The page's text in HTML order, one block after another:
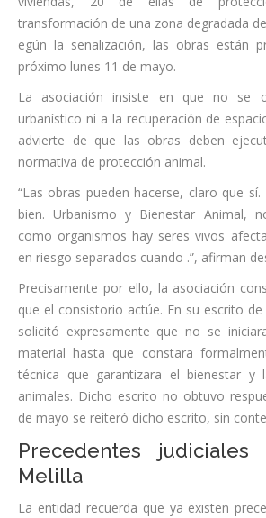
transformación de una zona degradada
egún la señalización, las obras están
próximo lunes 11 de mayo.
La asociación insiste en que no se
urbanístico ni a la recuperación de
advierte de que las obras deben
normativa de protección animal.
“Las obras pueden hacerse, claro que
bien. Urbanismo y Bienestar Animal,
como organismos hay seres vivos
en riesgo separados cuando .”, afirman
Precisamente por ello, la asociación
que el consistorio actúe. En su escrito
solicitó expresamente que no se
material hasta que constara
técnica que garantizara el bienestar y
animales. Dicho escrito no obtuvo
de mayo se reiteró dicho escrito, sin
Precedentes
Melilla
La entidad recuerda que ya existen